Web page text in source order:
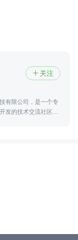
 关注
有限公司，是一个专
发的技术交流社区，